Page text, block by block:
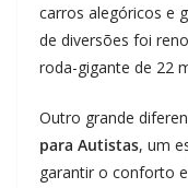
carros alegóricos e
de diversões foi
roda-gigante de 22
Outro grande
para Autistas, um
garantir o conforto